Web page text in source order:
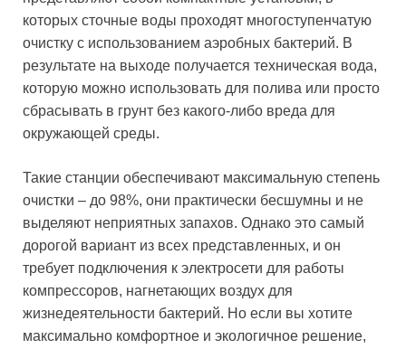
которых сточные воды проходят многоступенчатую
очистку с использованием аэробных бактерий. В
результате на выходе получается техническая вода,
которую можно использовать для полива или просто
сбрасывать в грунт без какого-либо вреда для
окружающей среды.
Такие станции обеспечивают максимальную степень
очистки – до 98%, они практически бесшумны и не
выделяют неприятных запахов. Однако это самый
дорогой вариант из всех представленных, и он
требует подключения к электросети для работы
компрессоров, нагнетающих воздух для
жизнедеятельности бактерий. Но если вы хотите
максимально комфортное и экологичное решение,